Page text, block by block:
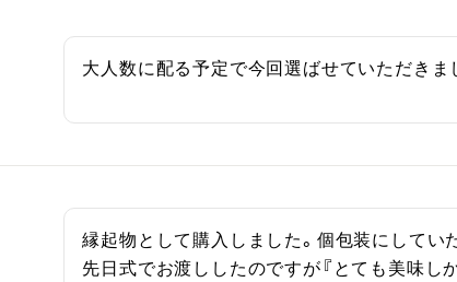
大人数に配る予定で今回選ばせていただきま
縁起物として購入しました。個包装にしてい
先日式でお渡ししたのですが『とても美味し